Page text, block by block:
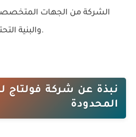
الشركة من الجهات
والبنية التحتية الكهربائية في قطر.
نبذة عن شركة فولتاج
المحدودة